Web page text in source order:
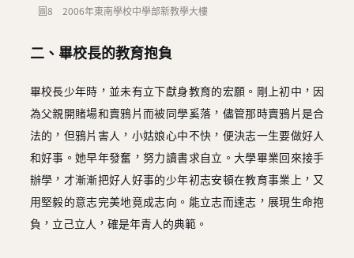
圖8 2006年東南學校中學部新教學大樓
二、畢校長的教育抱負
畢校長少年時，並未有立下獻身教育的宏願。剛上初中，因
為父親開賭場和賣鴉片而被同學奚落，儘管那時賣鴉片是合
法的，但鴉片害人，小姑娘心中不快，便決志一生要做好人
和好事。她早年發奮，努力讀書求自立。大學畢業回來接手
辦學，才漸漸把好人好事的少年初志安頓在教育事業上，又
用堅毅的意志完美地竟成志向。能立志而達志，展現生命抱
負，立己立人，確是年青人的典範。